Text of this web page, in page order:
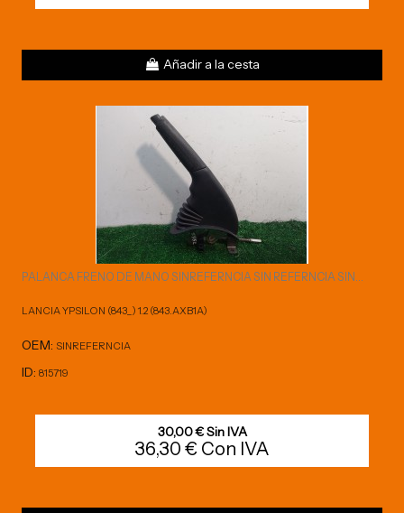
Añadir a la cesta
PALANCA FRENO DE MANO SINREFERNCIA SIN REFERNCIA SIN...
LANCIA YPSILON (843_) 1.2 (843.AXB1A)
OEM: SINREFERNCIA
ID: 815719
30,00 € Sin IVA
36,30 € Con IVA